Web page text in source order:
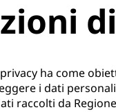
ha come
i dati
raccolti da